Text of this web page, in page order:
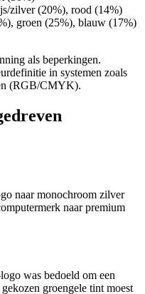
zilver (20%), rood (14%)
groen (25%), blauw (17%)
als beperkingen.
in systemen zoals
(RGB/CMYK).
naar monochroom zilver
naar premium
was bedoeld om een
groengele tint moest